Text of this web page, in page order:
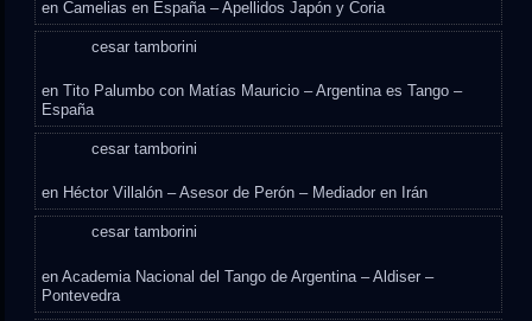
enCamelias en España – Apellidos Japón y Coria
cesar tamborini
enTito Palumbo con Matías Mauricio – Argentina es Tango –
España
cesar tamborini
en Héctor Villalón – Asesor de Perón – Mediador en Irán
cesar tamborini
enAcademia Nacional del Tango de Argentina – Aldiser –
Pontevedra